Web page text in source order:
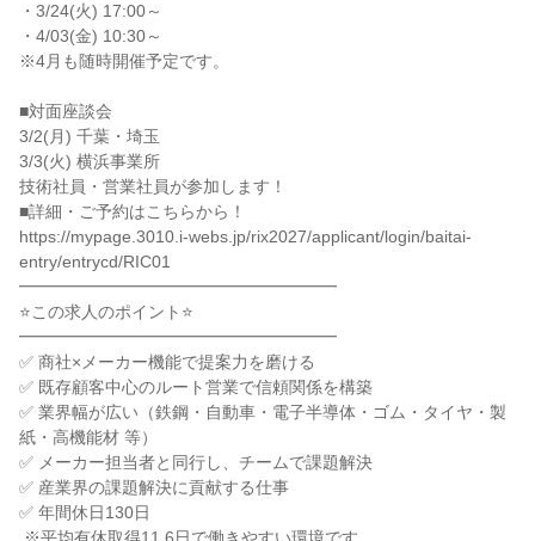
・3/24(火) 17:00～
・4/03(金) 10:30～
※4月も随時開催予定です。
■対面座談会
3/2(月) 千葉・埼玉
3/3(火) 横浜事業所
技術社員・営業社員が参加します！
■詳細・ご予約はこちらから！
https://mypage.3010.i-webs.jp/rix2027/applicant/login/baitai-
entry/entrycd/RIC01
━━━━━━━━━━━━━━━━━━━
⭐この求人のポイント⭐
━━━━━━━━━━━━━━━━━━━
✅ 商社×メーカー機能で提案力を磨ける
✅ 既存顧客中心のルート営業で信頼関係を構築
✅ 業界幅が広い（鉄鋼・自動車・電子半導体・ゴム・タイヤ・製
紙・高機能材 等）
✅ メーカー担当者と同行し、チームで課題解決
✅ 産業界の課題解決に貢献する仕事
✅ 年間休日130日